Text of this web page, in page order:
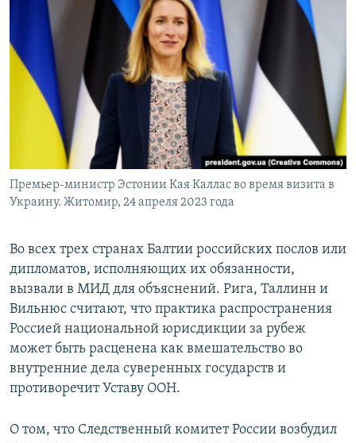
Премьер-министр Эстонии Кая Каллас во время визита в
Украину. Житомир, 24 апреля 2023 года
Во всех трех странах Балтии российских послов или
дипломатов, исполняющих их обязанности,
вызвали в МИД для объяснений. Рига, Таллинн и
Вильнюс считают, что практика распространения
Россией национальной юрисдикции за рубеж
может быть расценена как вмешательство во
внутренние дела суверенных государств и
противоречит Уставу ООН.
О том, что Следственный комитет России возбудил